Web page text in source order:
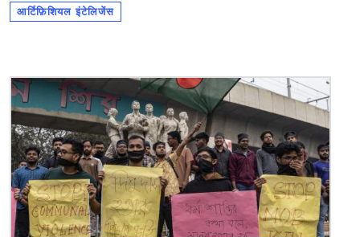
आर्टिफ़िशियल इंटेलिजेंस
चित्र